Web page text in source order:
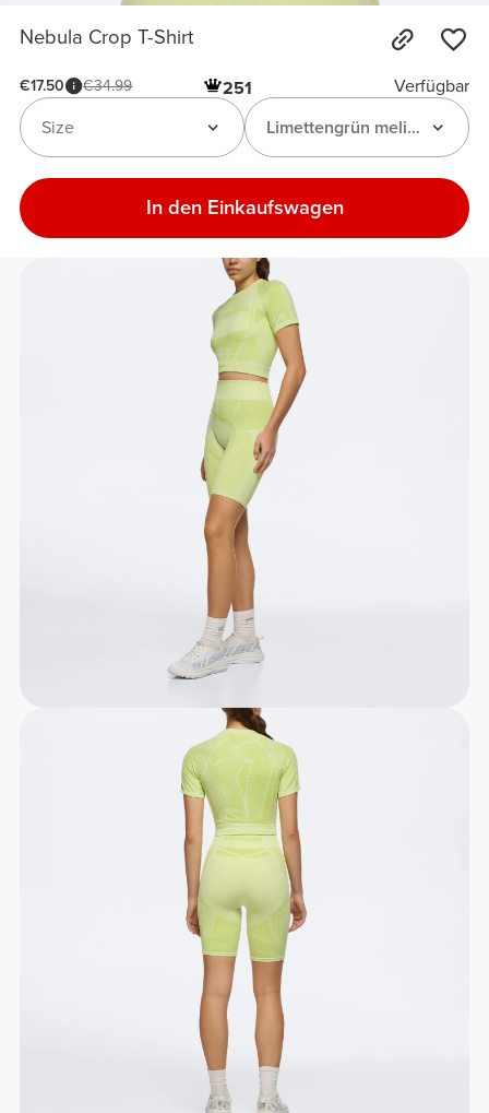
Nebula Crop T-Shirt
€17.50 €34.99 251
Verfügbar
Limettengrün meliert
Size
In den Einkaufswagen